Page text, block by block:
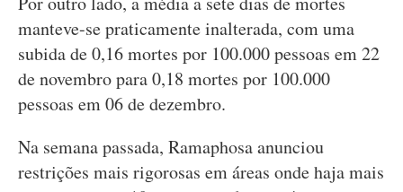
manteve-se praticamente inalterada, com uma
subida de 0,16 mortes por 100.000 pessoas em 22
de novembro para 0,18 mortes por 100.000
pessoas em 06 de dezembro.
Na semana passada, Ramaphosa anunciou
restrições mais rigorosas em áreas onde haja mais